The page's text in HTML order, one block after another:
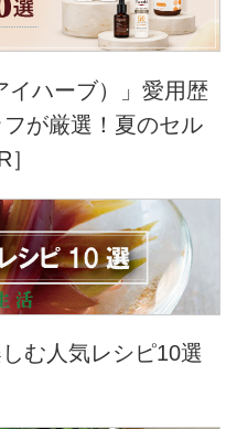
ハーブ）」愛用歴
が厳選！夏のセル
む人気レシピ10選